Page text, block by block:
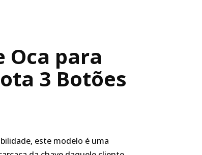
Oca para
3 Botões
este modelo é uma